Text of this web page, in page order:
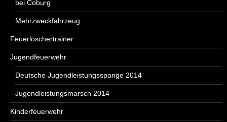
bei Coburg
Mehrzweckfahrzeug
Feuerlöschertrainer
Jugendfeuerwehr
Deutsche Jugendleistungsspange 2014
Jugendleistungsmarsch 2014
Kinderfeuerwehr